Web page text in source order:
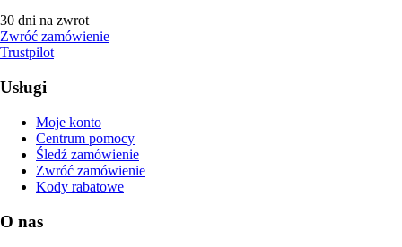
30 dni na zwrot
Zwróć zamówienie
Trustpilot
Usługi
Moje konto
Centrum pomocy
Śledź zamówienie
Zwróć zamówienie
Kody rabatowe
O nas